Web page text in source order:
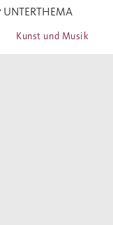
UNTERTHEMA
Kunst und Musik